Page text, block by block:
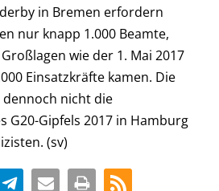
in Bremen erfordern
nur knapp 1.000 Beamte,
wie der 1. Mai 2017
Einsatzkräfte kamen. Die
nicht die
G20-Gipfels 2017 in Hamburg
(sv)